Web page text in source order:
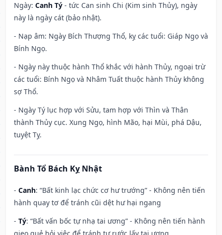
Ngày: Canh Tý - tức Can sinh Chi (Kim sinh Thủy), ngày
này là ngày cát (bảo nhật).
- Nạp âm: Ngày Bích Thượng Thổ, kỵ các tuổi: Giáp Ngọ và
Bính Ngọ.
- Ngày này thuộc hành Thổ khắc với hành Thủy, ngoại trừ
các tuổi: Bính Ngọ và Nhâm Tuất thuộc hành Thủy không
sợ Thổ.
- Ngày Tý lục hợp với Sửu, tam hợp với Thìn và Thân
thành Thủy cục. Xung Ngọ, hình Mão, hại Mùi, phá Dậu,
tuyệt Tỵ.
Bành Tổ Bách Kỵ Nhật
- Canh: “Bất kinh lạc chức cơ hư trướng” - Không nên tiến
hành quay tơ để tránh cũi dệt hư hại ngang
- Tý: “Bất vấn bốc tự nhạ tai ương” - Không nên tiến hành